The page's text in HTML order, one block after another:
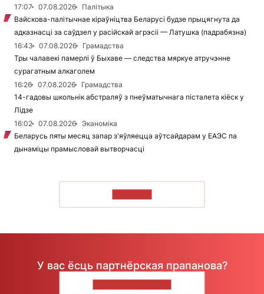
17:07
07.08.2026
Палітыка
Вайскова-палітычнае кіраўніцтва Беларусі будзе прыцягнута да
адказнасці за саўдзел у расійскай агрэсіі — Латушка (падрабязна)
16:43
07.08.2026
Грамадства
Тры чалавекі памерлі ў Быхаве — следства мяркуе атручэнне
сурагатным алкаголем
16:26
07.08.2026
Грамадства
14-гадовы школьнік абстраляў з пнеўматычнага пісталета кіёск у
Лідзе
16:02
07.08.2026
Эканоміка
Беларусь пяты месяц запар з'яўляецца аўтсайдарам у ЕАЭС па
дынаміцы прамысловай вытворчасці
У вас ёсць партнёрская прапанова?